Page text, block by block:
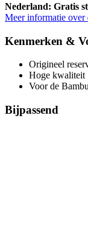
Nederland: Gratis
Meer informatie over
Kenmerken &
Origineel
Hoge kwaliteit
Voor de
Bijpassend